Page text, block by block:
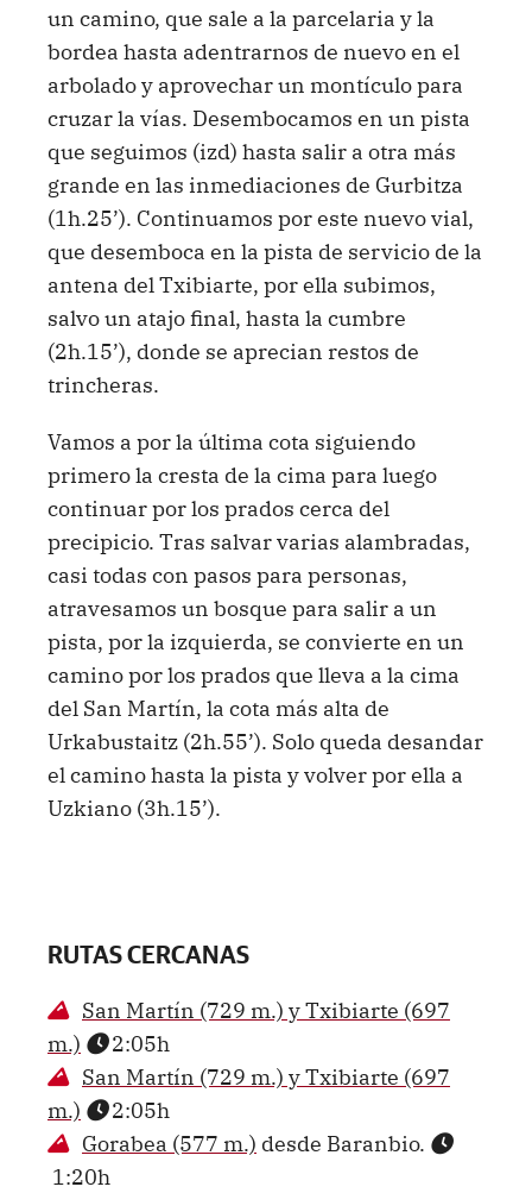
un camino, que sale a la parcelaria y la
bordea hasta adentrarnos de nuevo en el
arbolado y aprovechar un montículo para
cruzar la vías. Desembocamos en un pista
que seguimos (izd) hasta salir a otra más
grande en las inmediaciones de Gurbitza
(1h.25’). Continuamos por este nuevo vial,
que desemboca en la pista de servicio de la
antena del Txibiarte, por ella subimos,
salvo un atajo final, hasta la cumbre
(2h.15’), donde se aprecian restos de
trincheras.
Vamos a por la última cota siguiendo
primero la cresta de la cima para luego
continuar por los prados cerca del
precipicio. Tras salvar varias alambradas,
casi todas con pasos para personas,
atravesamos un bosque para salir a un
pista, por la izquierda, se convierte en un
camino por los prados que lleva a la cima
del San Martín, la cota más alta de
Urkabustaitz (2h.55’). Solo queda desandar
el camino hasta la pista y volver por ella a
Uzkiano (3h.15’).
RUTAS CERCANAS
San Martín (729 m.) y Txibiarte (697
m.)
2:05h
San Martín (729 m.) y Txibiarte (697
m.)
2:05h
Gorabea (577 m.) desde Baranbio.
1:20h